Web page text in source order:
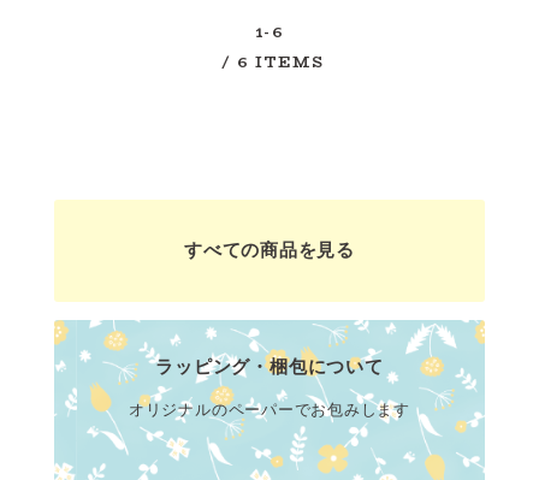
1-6
/ 6 ITEMS
すべての商品を見る
ラッピング・梱包について
オリジナルのペーパーでお包みします